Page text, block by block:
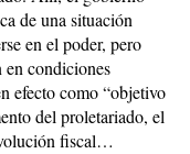
de una situación
en el poder, pero
en condiciones
efecto como “objetivo
del proletariado, el
fiscal…